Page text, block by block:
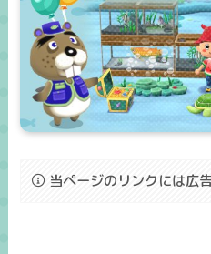
当ページのリンクには広